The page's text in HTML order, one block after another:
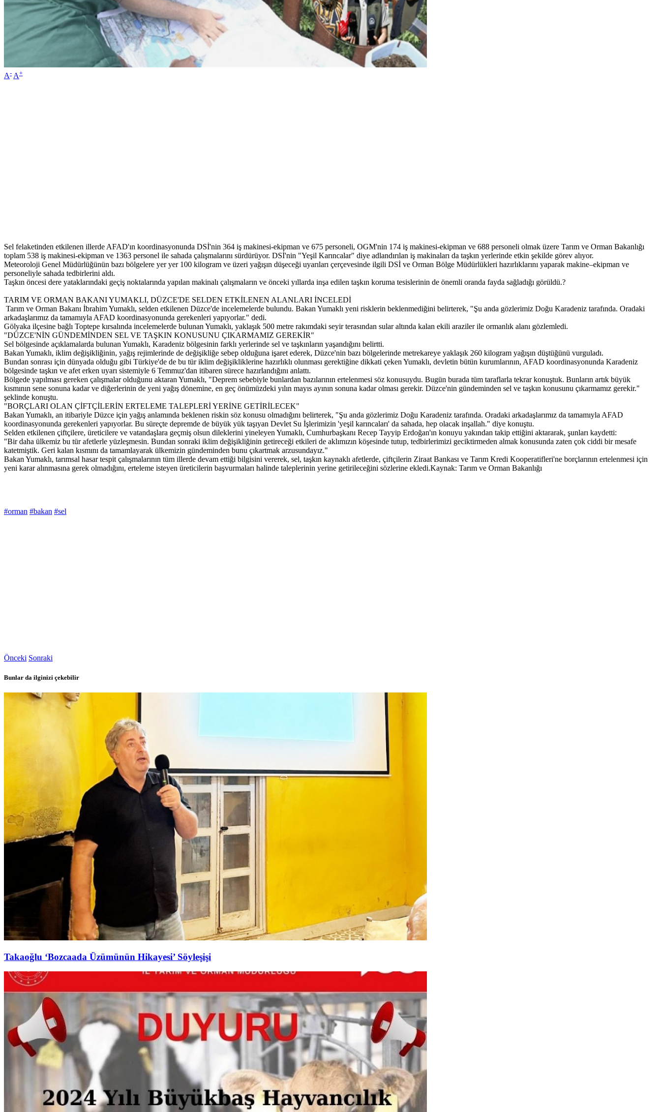
A- A+
Sel felaketinden etkilenen illerde AFAD'ın koordinasyonunda DSİ'nin 364 iş makinesi-ekipman ve 675 personeli, OGM'nin 174 iş makinesi-ekipman ve 688 personeli olmak üzere Tarım ve Orman Bakanlığı
toplam 538 iş makinesi-ekipman ve 1363 personel ile sahada çalışmalarını sürdürüyor. DSİ'nin "Yeşil Karıncalar" diye adlandırılan iş makinaları da taşkın yerlerinde etkin şekilde görev alıyor.
Meteoroloji Genel Müdürlüğünün bazı bölgelere yer yer 100 kilogram ve üzeri yağışın düşeceği uyarıları çerçevesinde ilgili DSİ ve Orman Bölge Müdürlükleri hazırlıklarını yaparak makine–ekipman ve
personeliyle sahada tedbirlerini aldı.
Taşkın öncesi dere yataklarındaki geçiş noktalarında yapılan makinalı çalışmaların ve önceki yıllarda inşa edilen taşkın koruma tesislerinin de önemli oranda fayda sağladığı görüldü.?
TARIM VE ORMAN BAKANI YUMAKLI, DÜZCE'DE SELDEN ETKİLENEN ALANLARI İNCELEDİ
Tarım ve Orman Bakanı İbrahim Yumaklı, selden etkilenen Düzce'de incelemelerde bulundu. Bakan Yumaklı yeni risklerin beklenmediğini belirterek, "Şu anda gözlerimiz Doğu Karadeniz tarafında. Oradaki
arkadaşlarımız da tamamıyla AFAD koordinasyonunda gerekenleri yapıyorlar." dedi.
Gölyaka ilçesine bağlı Toptepe kırsalında incelemelerde bulunan Yumaklı, yaklaşık 500 metre rakımdaki seyir terasından sular altında kalan ekili araziler ile ormanlık alanı gözlemledi.
"DÜZCE'NİN GÜNDEMİNDEN SEL VE TAŞKIN KONUSUNU ÇIKARMAMIZ GEREKİR"
Sel bölgesinde açıklamalarda bulunan Yumaklı, Karadeniz bölgesinin farklı yerlerinde sel ve taşkınların yaşandığını belirtti.
Bakan Yumaklı, iklim değişikliğinin, yağış rejimlerinde de değişikliğe sebep olduğuna işaret ederek, Düzce'nin bazı bölgelerinde metrekareye yaklaşık 260 kilogram yağışın düştüğünü vurguladı.
Bundan sonrası için dünyada olduğu gibi Türkiye'de de bu tür iklim değişikliklerine hazırlıklı olunması gerektiğine dikkati çeken Yumaklı, devletin bütün kurumlarının, AFAD koordinasyonunda Karadeniz
bölgesinde taşkın ve afet erken uyarı sistemiyle 6 Temmuz'dan itibaren sürece hazırlandığını anlattı.
Bölgede yapılması gereken çalışmalar olduğunu aktaran Yumaklı, "Deprem sebebiyle bunlardan bazılarının ertelenmesi söz konusuydu. Bugün burada tüm taraflarla tekrar konuştuk. Bunların artık büyük
kısmının sene sonuna kadar ve diğerlerinin de yeni yağış dönemine, en geç önümüzdeki yılın mayıs ayının sonuna kadar olması gerekir. Düzce'nin gündeminden sel ve taşkın konusunu çıkarmamız gerekir."
şeklinde konuştu.
"BORÇLARI OLAN ÇİFTÇİLERİN ERTELEME TALEPLERİ YERİNE GETİRİLECEK"
Bakan Yumaklı, an itibariyle Düzce için yağış anlamında beklenen riskin söz konusu olmadığını belirterek, "Şu anda gözlerimiz Doğu Karadeniz tarafında. Oradaki arkadaşlarımız da tamamıyla AFAD
koordinasyonunda gerekenleri yapıyorlar. Bu süreçte depremde de büyük yük taşıyan Devlet Su İşlerimizin 'yeşil karıncaları' da sahada, hep olacak inşallah." diye konuştu.
Selden etkilenen çiftçilere, üreticilere ve vatandaşlara geçmiş olsun dileklerini yineleyen Yumaklı, Cumhurbaşkanı Recep Tayyip Erdoğan'ın konuyu yakından takip ettiğini aktararak, şunları kaydetti:
"Bir daha ülkemiz bu tür afetlerle yüzleşmesin. Bundan sonraki iklim değişikliğinin getireceği etkileri de aklımızın köşesinde tutup, tedbirlerimizi geciktirmeden almak konusunda zaten çok ciddi bir mesafe
katetmiştik. Geri kalan kısmını da tamamlayarak ülkemizin gündeminden bunu çıkartmak arzusundayız."
Bakan Yumaklı, tarımsal hasar tespit çalışmalarının tüm illerde devam ettiği bilgisini vererek, sel, taşkın kaynaklı afetlerde, çiftçilerin Ziraat Bankası ve Tarım Kredi Kooperatifleri'ne borçlarının ertelenmesi için
yeni karar alınmasına gerek olmadığını, erteleme isteyen üreticilerin başvurmaları halinde taleplerinin yerine getirileceğini sözlerine ekledi.Kaynak: Tarım ve Orman Bakanlığı
#orman #bakan #sel
Önceki Sonraki
Bunlar da ilginizi çekebilir
Takaoğlu ‘Bozcaada Üzümünün Hikayesi’ Söyleşişi